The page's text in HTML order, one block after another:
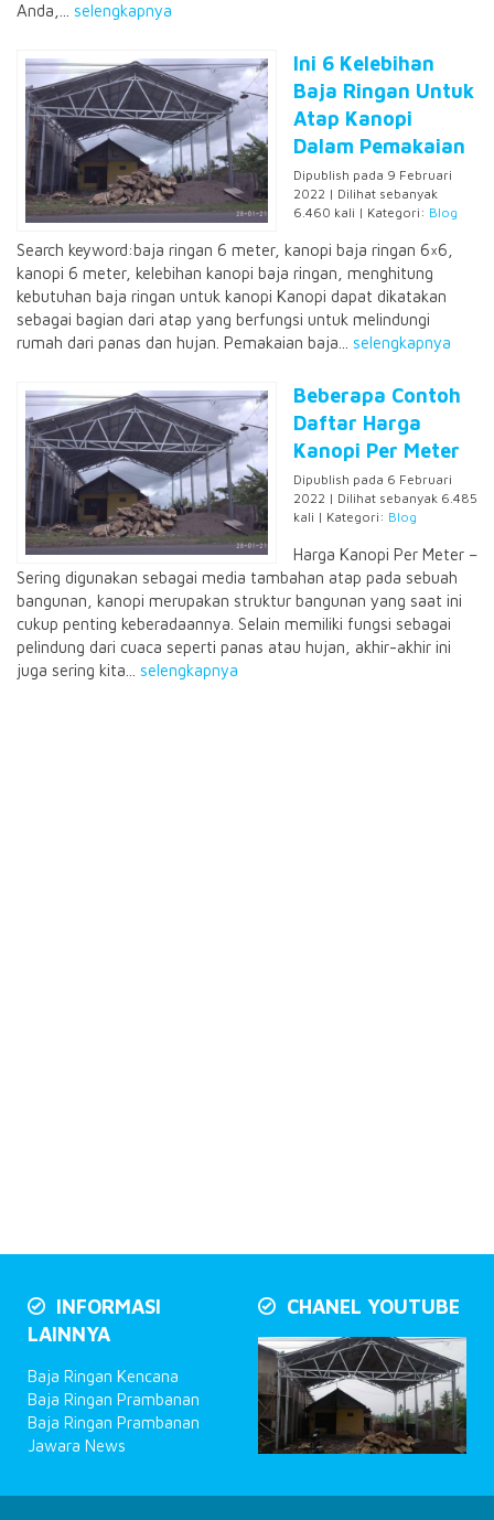
Anda,... selengkapnya
Ini 6 Kelebihan
Baja Ringan Untuk
Atap Kanopi
Dalam Pemakaian
Dipublish pada 9 Februari
2022 | Dilihat sebanyak
6.460 kali | Kategori: Blog
Search keyword:baja ringan 6 meter, kanopi baja ringan 6×6,
kanopi 6 meter, kelebihan kanopi baja ringan, menghitung
kebutuhan baja ringan untuk kanopi Kanopi dapat dikatakan
sebagai bagian dari atap yang berfungsi untuk melindungi
rumah dari panas dan hujan. Pemakaian baja... selengkapnya
Beberapa Contoh
Daftar Harga
Kanopi Per Meter
Dipublish pada 6 Februari
2022 | Dilihat sebanyak 6.485
kali | Kategori: Blog
Harga Kanopi Per Meter –
Sering digunakan sebagai media tambahan atap pada sebuah
bangunan, kanopi merupakan struktur bangunan yang saat ini
cukup penting keberadaannya. Selain memiliki fungsi sebagai
pelindung dari cuaca seperti panas atau hujan, akhir-akhir ini
juga sering kita... selengkapnya
INFORMASI
LAINNYA
Baja Ringan Kencana
Baja Ringan Prambanan
Baja Ringan Prambanan
Jawara News
CHANEL YOUTUBE